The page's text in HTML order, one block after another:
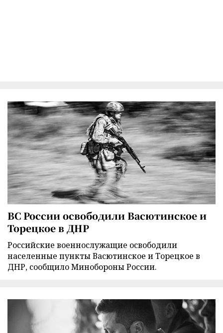
ВС России освободили Васютинское и
Торецкое в ДНР
Российские военнослужащие освободили
населенные пункты Васютинское и Торецкое в
ДНР, сообщило Минобороны России.